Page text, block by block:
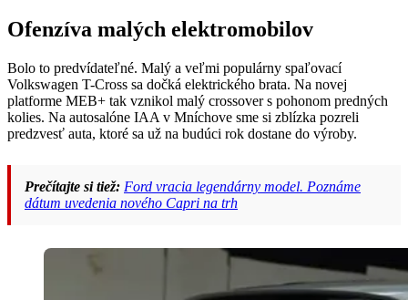
Ofenzíva malých elektromobilov
Bolo to predvídateľné. Malý a veľmi populárny spaľovací
Volkswagen T-Cross sa dočká elektrického brata. Na novej
platforme MEB+ tak vznikol malý crossover s pohonom predných
kolies. Na autosalóne IAA v Mníchove sme si zblízka pozreli
predzvesť auta, ktoré sa už na budúci rok dostane do výroby.
Prečítajte si tiež: Ford vracia legendárny model. Poznáme
dátum uvedenia nového Capri na trh